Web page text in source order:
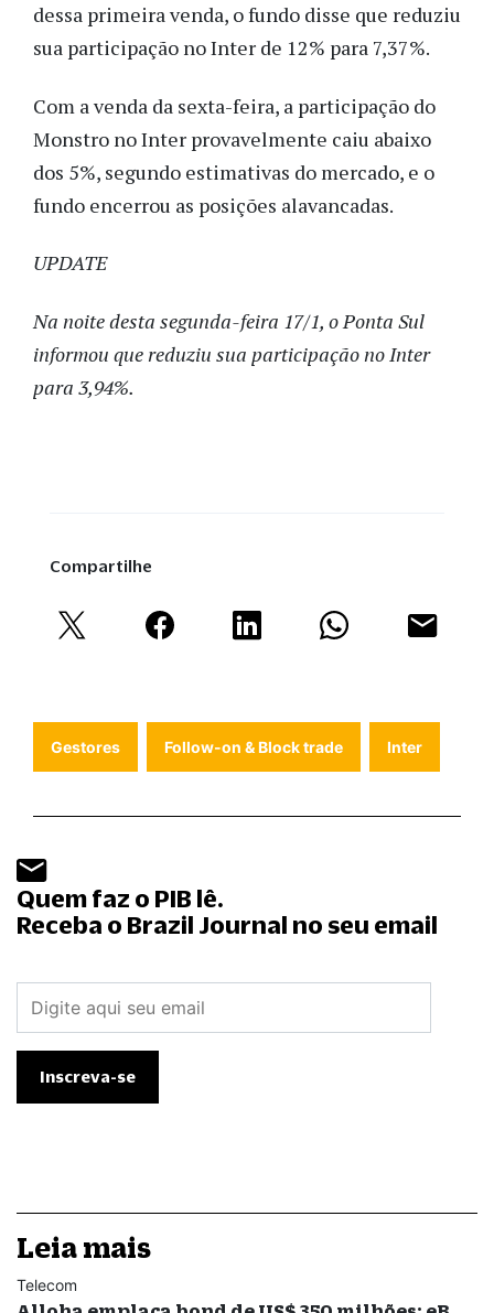
dessa primeira venda, o fundo disse que reduziu
sua participação no Inter de 12% para 7,37%.
Com a venda da sexta-feira, a participação do
Monstro no Inter provavelmente caiu abaixo
dos 5%, segundo estimativas do mercado, e o
fundo encerrou as posições alavancadas.
UPDATE
Na noite desta segunda-feira 17/1, o Ponta Sul
informou que reduziu sua participação no Inter
para 3,94%.
Compartilhe
Gestores Follow-on & Block trade Inter
Quem faz o PIB lê.
Receba o Brazil Journal no seu email
Leia mais
Telecom